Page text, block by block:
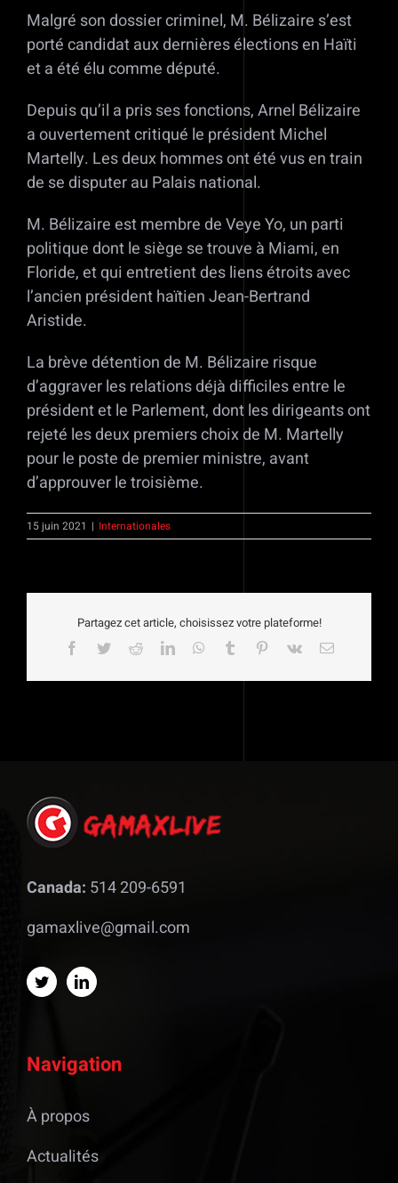
Malgré son dossier criminel, M. Bélizaire s’est
porté candidat aux dernières élections en Haïti
et a été élu comme député.
Depuis qu’il a pris ses fonctions, Arnel Bélizaire
a ouvertement critiqué le président Michel
Martelly. Les deux hommes ont été vus en train
de se disputer au Palais national.
M. Bélizaire est membre de Veye Yo, un parti
politique dont le siège se trouve à Miami, en
Floride, et qui entretient des liens étroits avec
l’ancien président haïtien Jean-Bertrand
Aristide.
La brève détention de M. Bélizaire risque
d’aggraver les relations déjà difficiles entre le
président et le Parlement, dont les dirigeants ont
rejeté les deux premiers choix de M. Martelly
pour le poste de premier ministre, avant
d’approuver le troisième.
15 juin 2021 | Internationales
Partagez cet article, choisissez votre plateforme!
Facebook
TwitterRedditLinkedInWhatsApp
Tumblr Pinterest
Vk Email
Canada: 514 209-6591
gamaxlive@gmail.com
Navigation
À propos
Actualités